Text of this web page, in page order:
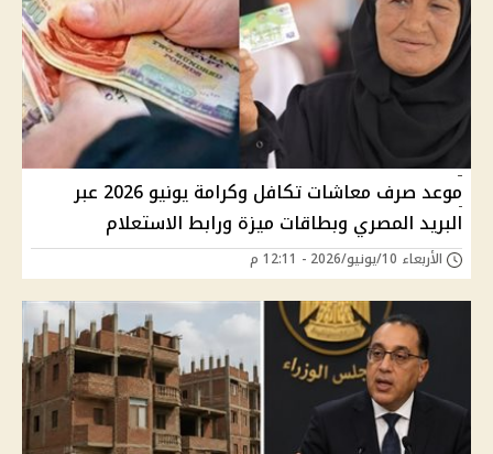
موعد صرف معاشات تكافل وكرامة يونيو 2026 عبر
البريد المصري وبطاقات ميزة ورابط الاستعلام
الأربعاء 10/يونيو/2026 - 12:11 م